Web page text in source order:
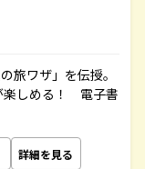
旅ワザ」を伝授。
楽しめる！ 電子書
詳細を見る